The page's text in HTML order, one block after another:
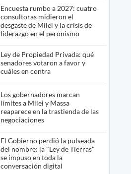
Encuesta rumbo a 2027: cuatro
consultoras midieron el
desgaste de Milei y la crisis de
liderazgo en el peronismo
Ley de Propiedad Privada: qué
senadores votaron a favor y
cuáles en contra
Los gobernadores marcan
límites a Milei y Massa
reaparece en la trastienda de las
negociaciones
El Gobierno perdió la pulseada
del nombre: la "Ley de Tierras"
se impuso en toda la
conversación digital